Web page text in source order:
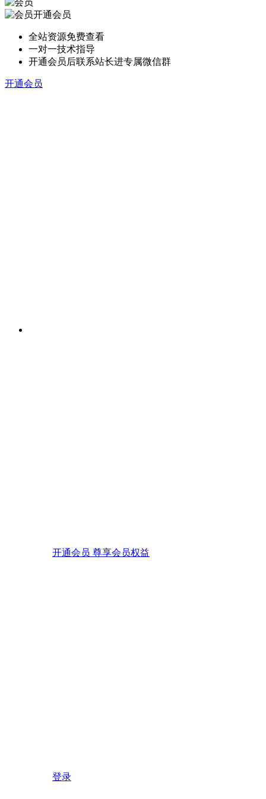
开通会员
全站资源免费查看
一对一技术指导
开通会员后联系站长进专属微信群
开通会员
开通会员 尊享会员权益
登录